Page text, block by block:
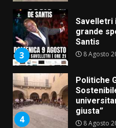
3
Savelletri
grande
Santis
8 Agosto
4
Politiche
giusta”
8 Agosto